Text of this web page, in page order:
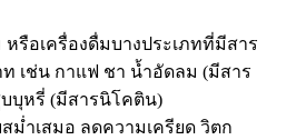
หรือเครื่องดื่มบางประเภทที่มีสาร
เช่น กาแฟ ชา น้ำอัดลม (มีสาร
บบุหรี่ (มีสารนิโคติน)
ม่ำเสมอ ลดความเครียด วิตก